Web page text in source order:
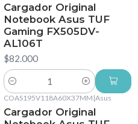
Cargador Original
Notebook Asus TUF
Gaming FX505DV-
AL106T
$82.000
Cantidad
COAS195V118A60X37MM |Asus
Cargador Original